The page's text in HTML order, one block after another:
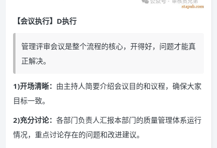
【会议执行】D执行
管理评审会议是整个流程的核心，开得好，问题才能真
正解决。
1)开场清晰： 由主持人简要介绍会议目的和议程，确保大家
目标一致。
2)充分讨论： 各部门负责人汇报本部门的质量管理体系运行
情况，重点讨论存在的问题和改进建议。